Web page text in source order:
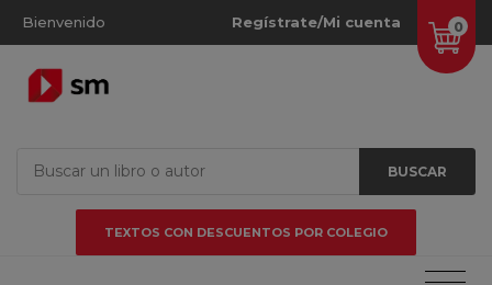
Bienvenido 0
Regístrate/Mi cuenta
BUSCAR
TEXTOS CON DESCUENTOS POR COLEGIO